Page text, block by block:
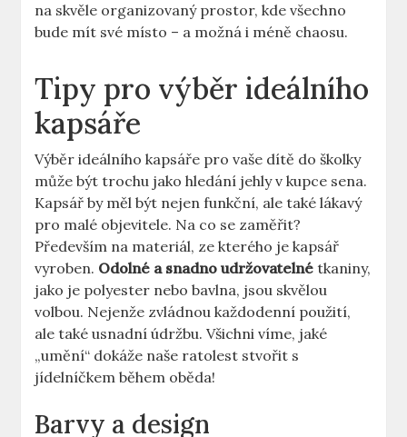
na skvěle organizovaný prostor, kde všechno
bude mít své místo – a možná i méně chaosu.
Tipy pro výběr ideálního
kapsáře
Výběr ideálního kapsáře pro vaše dítě do školky
může být trochu jako hledání jehly v kupce sena.
Kapsář by měl být nejen funkční, ale také lákavý
pro malé objevitele. Na co se zaměřit?
Především na materiál, ze kterého je kapsář
vyroben. Odolné a snadno udržovatelné tkaniny,
jako je polyester nebo bavlna, jsou skvělou
volbou. Nejenže zvládnou každodenní použití,
ale také usnadní údržbu. Všichni víme, jaké
„umění“ dokáže naše ratolest stvořit s
jídelníčkem během oběda!
Barvy a design